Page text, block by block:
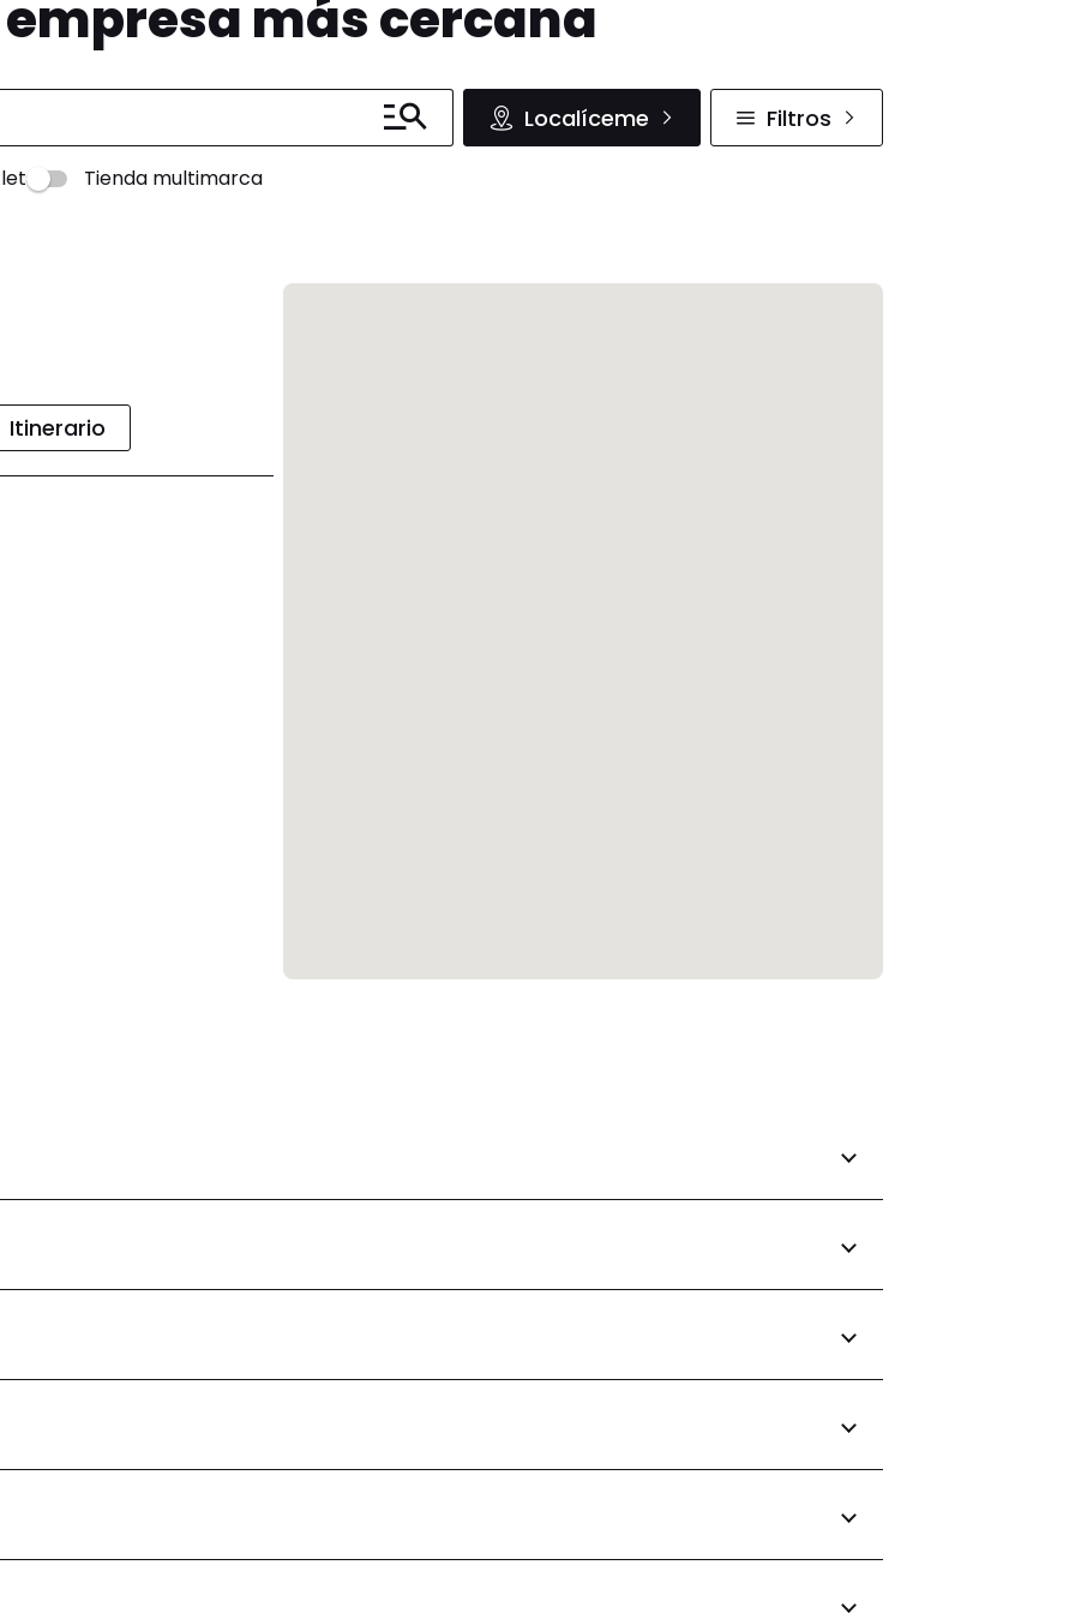
más cercana
Localíceme Filtros
Tienda multimarca
Itinerario
Salzburg Wien